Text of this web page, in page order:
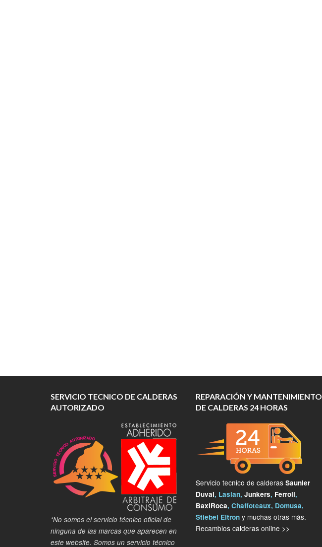
SERVICIO TECNICO DE CALDERAS
AUTORIZADO
*No somos el servicio técnico oficial de
ninguna de las marcas que aparecen en
este website. Somos un servicio técnico
REPARACIÓN Y MANTENIMIENTO
DE CALDERAS 24 HORAS
Servicio tecnico de calderas Saunier
Duval, Lasian, Junkers, Ferroli,
BaxiRoca, Chaffoteaux, Domusa,
Stiebel Eltrony muchas otras más.
Recambios calderas online >>